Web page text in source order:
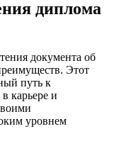
диплома
документа об
Этот
путь к
карьере и
уровнем